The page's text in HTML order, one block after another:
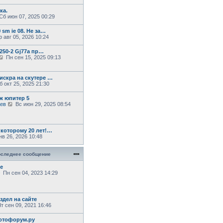
у
с
о
о
б
щ
е
н
июн 07, 2025 00:29
sm ie 08. Не за…
авг 05, 2026 10:24
2 Gj77a пр…
П
й
т
и
к
п
е
д
н
е
м
о
о
е
н
и
ю
Пн сен 15, 2025 09:13
на скутере …
окт 25, 2025 21:30
юпитер 5
П
т
и
к
о
е
е
м
у
Вс июн 29, 2025 08:54
20 лет!…
26, 2026 10:48
сообщение
П
т
и
к
п
Пн сен 04, 2023 14:29
на сайте
сен 09, 2021 16:46